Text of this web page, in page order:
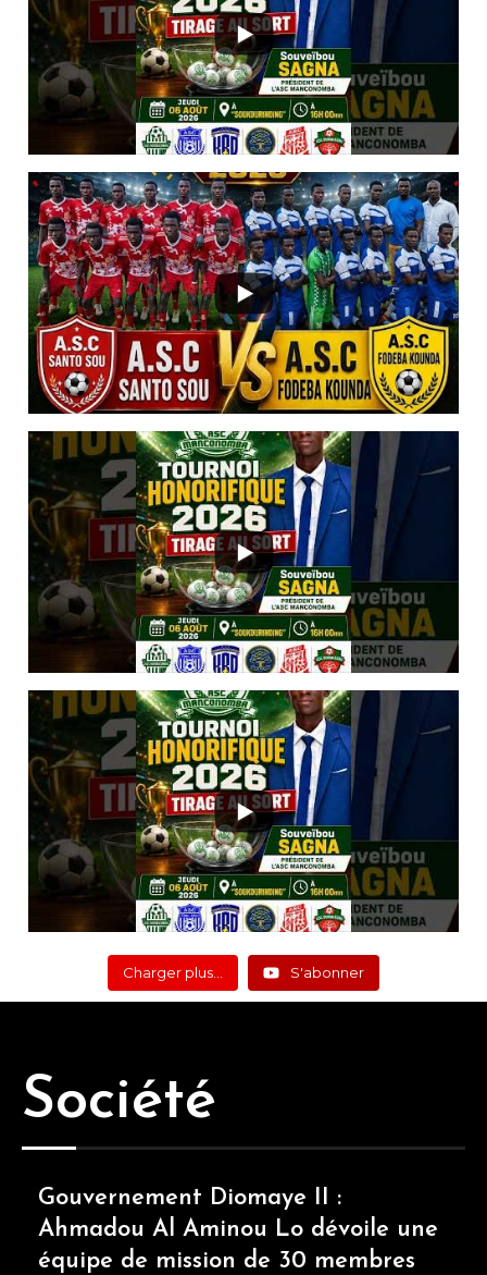
Charger plus… S'abonner
Société
Gouvernement Diomaye II :
Ahmadou Al Aminou Lo dévoile une
équipe de mission de 30 membres